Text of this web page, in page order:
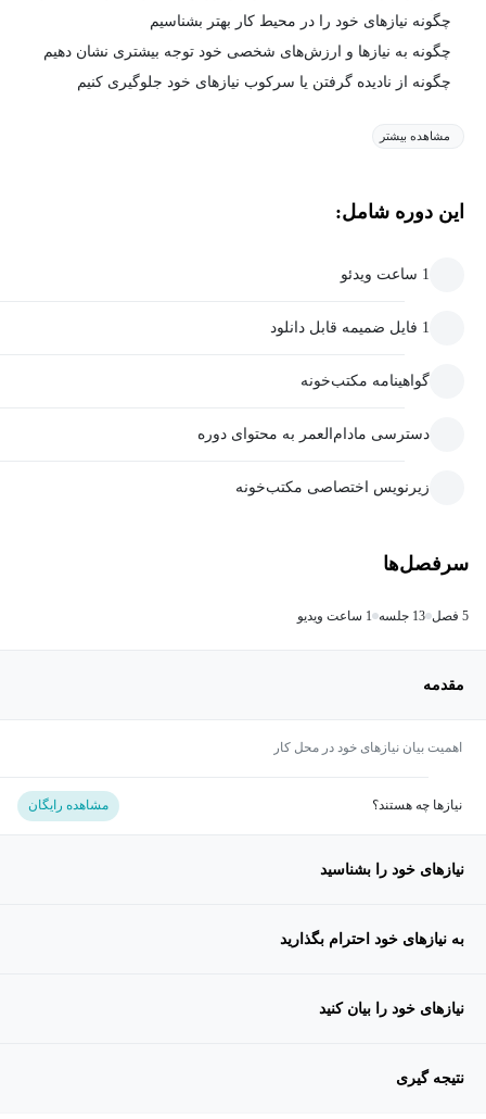
چگونه نیازهای خود را در محیط کار بهتر بشناسیم
چگونه به نیازها و ارزش‌های شخصی خود توجه بیشتری نشان دهیم
چگونه از نادیده گرفتن یا سرکوب نیازهای خود جلوگیری کنیم
مشاهده بیشتر
این دوره شامل:
1 ساعت ویدئو
1 فایل ضمیمه قابل دانلود
گواهینامه مکتب‌خونه
دسترسی مادام‌العمر به محتوای دوره
زیرنویس اختصاصی مکتب‌خونه
سرفصل‌ها
5 فصل 13 جلسه 1 ساعت ویدیو
مقدمه
اهمیت بیان نیازهای خود در محل کار
نیازها چه هستند؟ مشاهده رایگان
نیازهای خود را بشناسید
به نیازهای خود احترام بگذارید
نیازهای خود را بیان کنید
نتیجه گیری